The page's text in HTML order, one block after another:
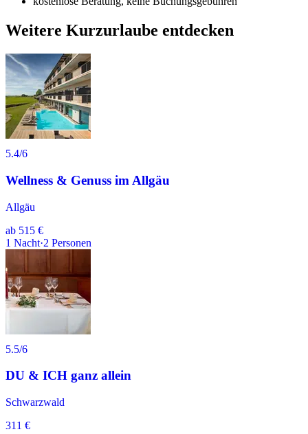
Weitere Kurzurlaube entdecken
5.4/6
Wellness & Genuss im Allgäu
Allgäu
ab 515 €
1 Nacht·2 Personen
5.5/6
DU & ICH ganz allein
Schwarzwald
311 €